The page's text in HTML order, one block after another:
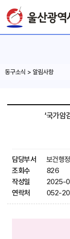
동구소식 > 알림사항
‘국가암
담당부서
보건행
조회수
826
작성일
2025-
연락처
052-